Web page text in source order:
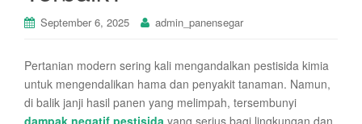
September 6, 2025 admin_panensegar
Pertanian modern sering kali mengandalkan pestisida kimia
untuk mengendalikan hama dan penyakit tanaman. Namun,
di balik janji hasil panen yang melimpah, tersembunyi
dampak negatif pestisida yang serius bagi lingkungan dan